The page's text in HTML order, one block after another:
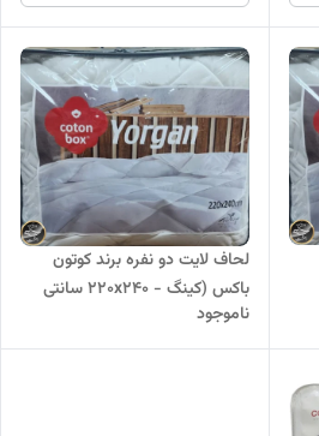
لحاف لایت دو نفره برند کوتون
باکس (کینگ - 220x240 سانتی
متر)
ناموجود